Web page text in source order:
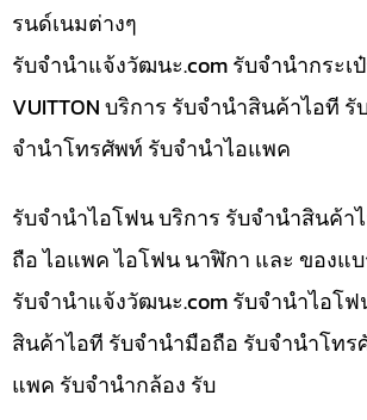
รนด์เนมต่างๆ
รับจํานําแจ้งวัฒนะ.com รับจำนำกระเป๋
VUITTON บริการ รับจำนำสินค้าไอที
จำนำโทรศัพท์ รับจำนำไอแพค
รับจำนำไอโฟน บริการ รับจำนำสินค้า
ถือ ไอแพค ไอโฟน นาฬิกา และ ของแ
รับจํานําแจ้งวัฒนะ.com รับจำนำไอโฟ
สินค้าไอที รับจำนำมือถือ รับจำนำโทร
แพค รับจำนำกล้อง รับ